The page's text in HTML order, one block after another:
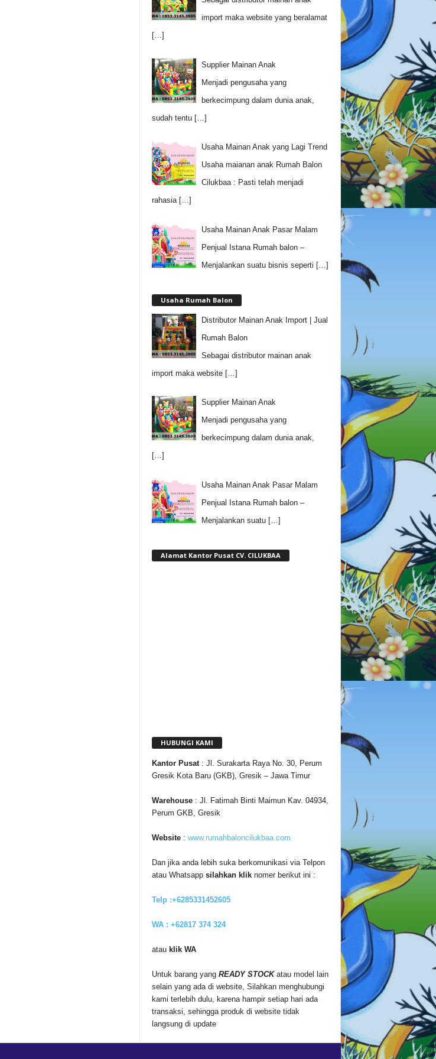
import maka website yang beralamat
[…]
Supplier Mainan Anak
Menjadi pengusaha yang
berkecimpung dalam dunia anak,
sudah tentu […]
Usaha Mainan Anak yang Lagi Trend
Usaha maianan anak Rumah Balon
Cilukbaa : Pasti telah menjadi
rahasia […]
Usaha Mainan Anak Pasar Malam
Penjual Istana Rumah balon –
Menjalankan suatu bisnis seperti […]
Usaha Rumah Balon
Distributor Mainan Anak Import | Jual
Rumah Balon
Sebagai distributor mainan anak
import maka website […]
Supplier Mainan Anak
Menjadi pengusaha yang
berkecimpung dalam dunia anak,
[…]
Usaha Mainan Anak Pasar Malam
Penjual Istana Rumah balon –
Menjalankan suatu […]
Alamat Kantor Pusat CV. CILUKBAA
HUBUNGI KAMI
Kantor Pusat: Jl. Surakarta Raya No. 30, Perum
Gresik Kota Baru (GKB), Gresik – Jawa Timur
Warehouse: Jl. Fatimah Binti Maimun Kav. 04934,
Perum GKB, Gresik
Website: www.rumahbaloncilukbaa.com
Dan jika anda lebih suka berkomunikasi via Telpon
atau Whatsapp silahkan kliknomer berikut ini :
Telp :+6285331452605
WA : +62817 374 324
atau klik WA
Untuk barang yang READY STOCKatau model lain
selain yang ada di website, Silahkan menghubungi
kami terlebih dulu, karena hampir setiap hari ada
transaksi, sehingga produk di website tidak
langsung di update